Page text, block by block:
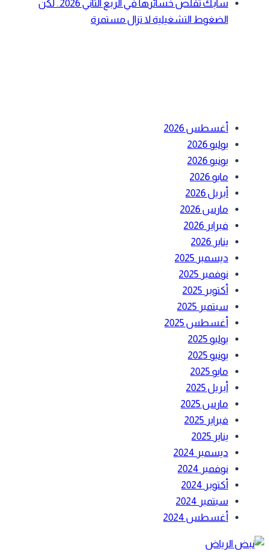
سابك تقلص خسائرها في الربع الثاني 2026.. لكن
الضغوط التشغيلية لا تزال مستمرة
أغسطس 2026
يوليو 2026
يونيو 2026
مايو 2026
أبريل 2026
مارس 2026
فبراير 2026
يناير 2026
ديسمبر 2025
نوفمبر 2025
أكتوبر 2025
سبتمبر 2025
أغسطس 2025
يوليو 2025
يونيو 2025
مايو 2025
أبريل 2025
مارس 2025
فبراير 2025
يناير 2025
ديسمبر 2024
نوفمبر 2024
أكتوبر 2024
سبتمبر 2024
أغسطس 2024